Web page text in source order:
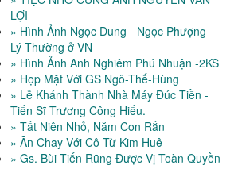
LỢI
» Hình Ảnh Ngọc Dung - Ngọc Phượng -
Lý Thường ở VN
» Hình Ảnh Anh Nghiêm Phú Nhuận -2KS
» Họp Mặt Với GS Ngô-Thế-Hùng
» Lễ Khánh Thành Nhà Máy Đúc Tiền -
Tiến Sĩ Trương Công Hiếu.
» Tất Niên Nhỏ, Năm Con Rắn
» Ăn Chay Với Cô Từ Kim Huê
» Gs. Bùi Tiến Rũng Được Vị Toàn Quyền